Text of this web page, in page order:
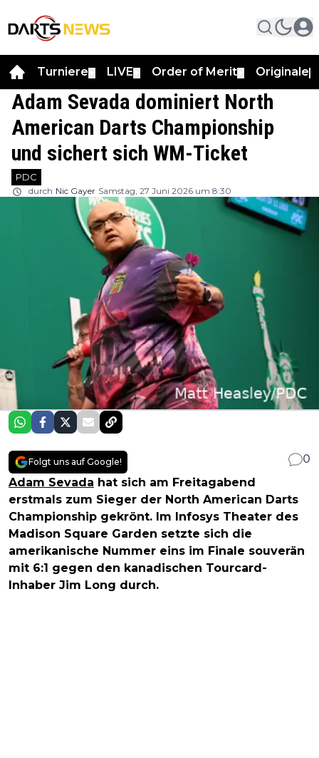
Turniere LIVE Order of Merit Originale
Adam Sevada dominiert North
American Darts Championship
und sichert sich WM-Ticket
PDC
durch Nic Gayer Samstag, 27 Juni 2026 um 8:30
Folgt uns auf Google!
0
Adam Sevada hat sich am Freitagabend
erstmals zum Sieger der North American Darts
Championship gekrönt. Im Infosys Theater des
Madison Square Garden setzte sich die
amerikanische Nummer eins im Finale souverän
mit 6:1 gegen den kanadischen Tourcard-
Inhaber Jim Long durch.